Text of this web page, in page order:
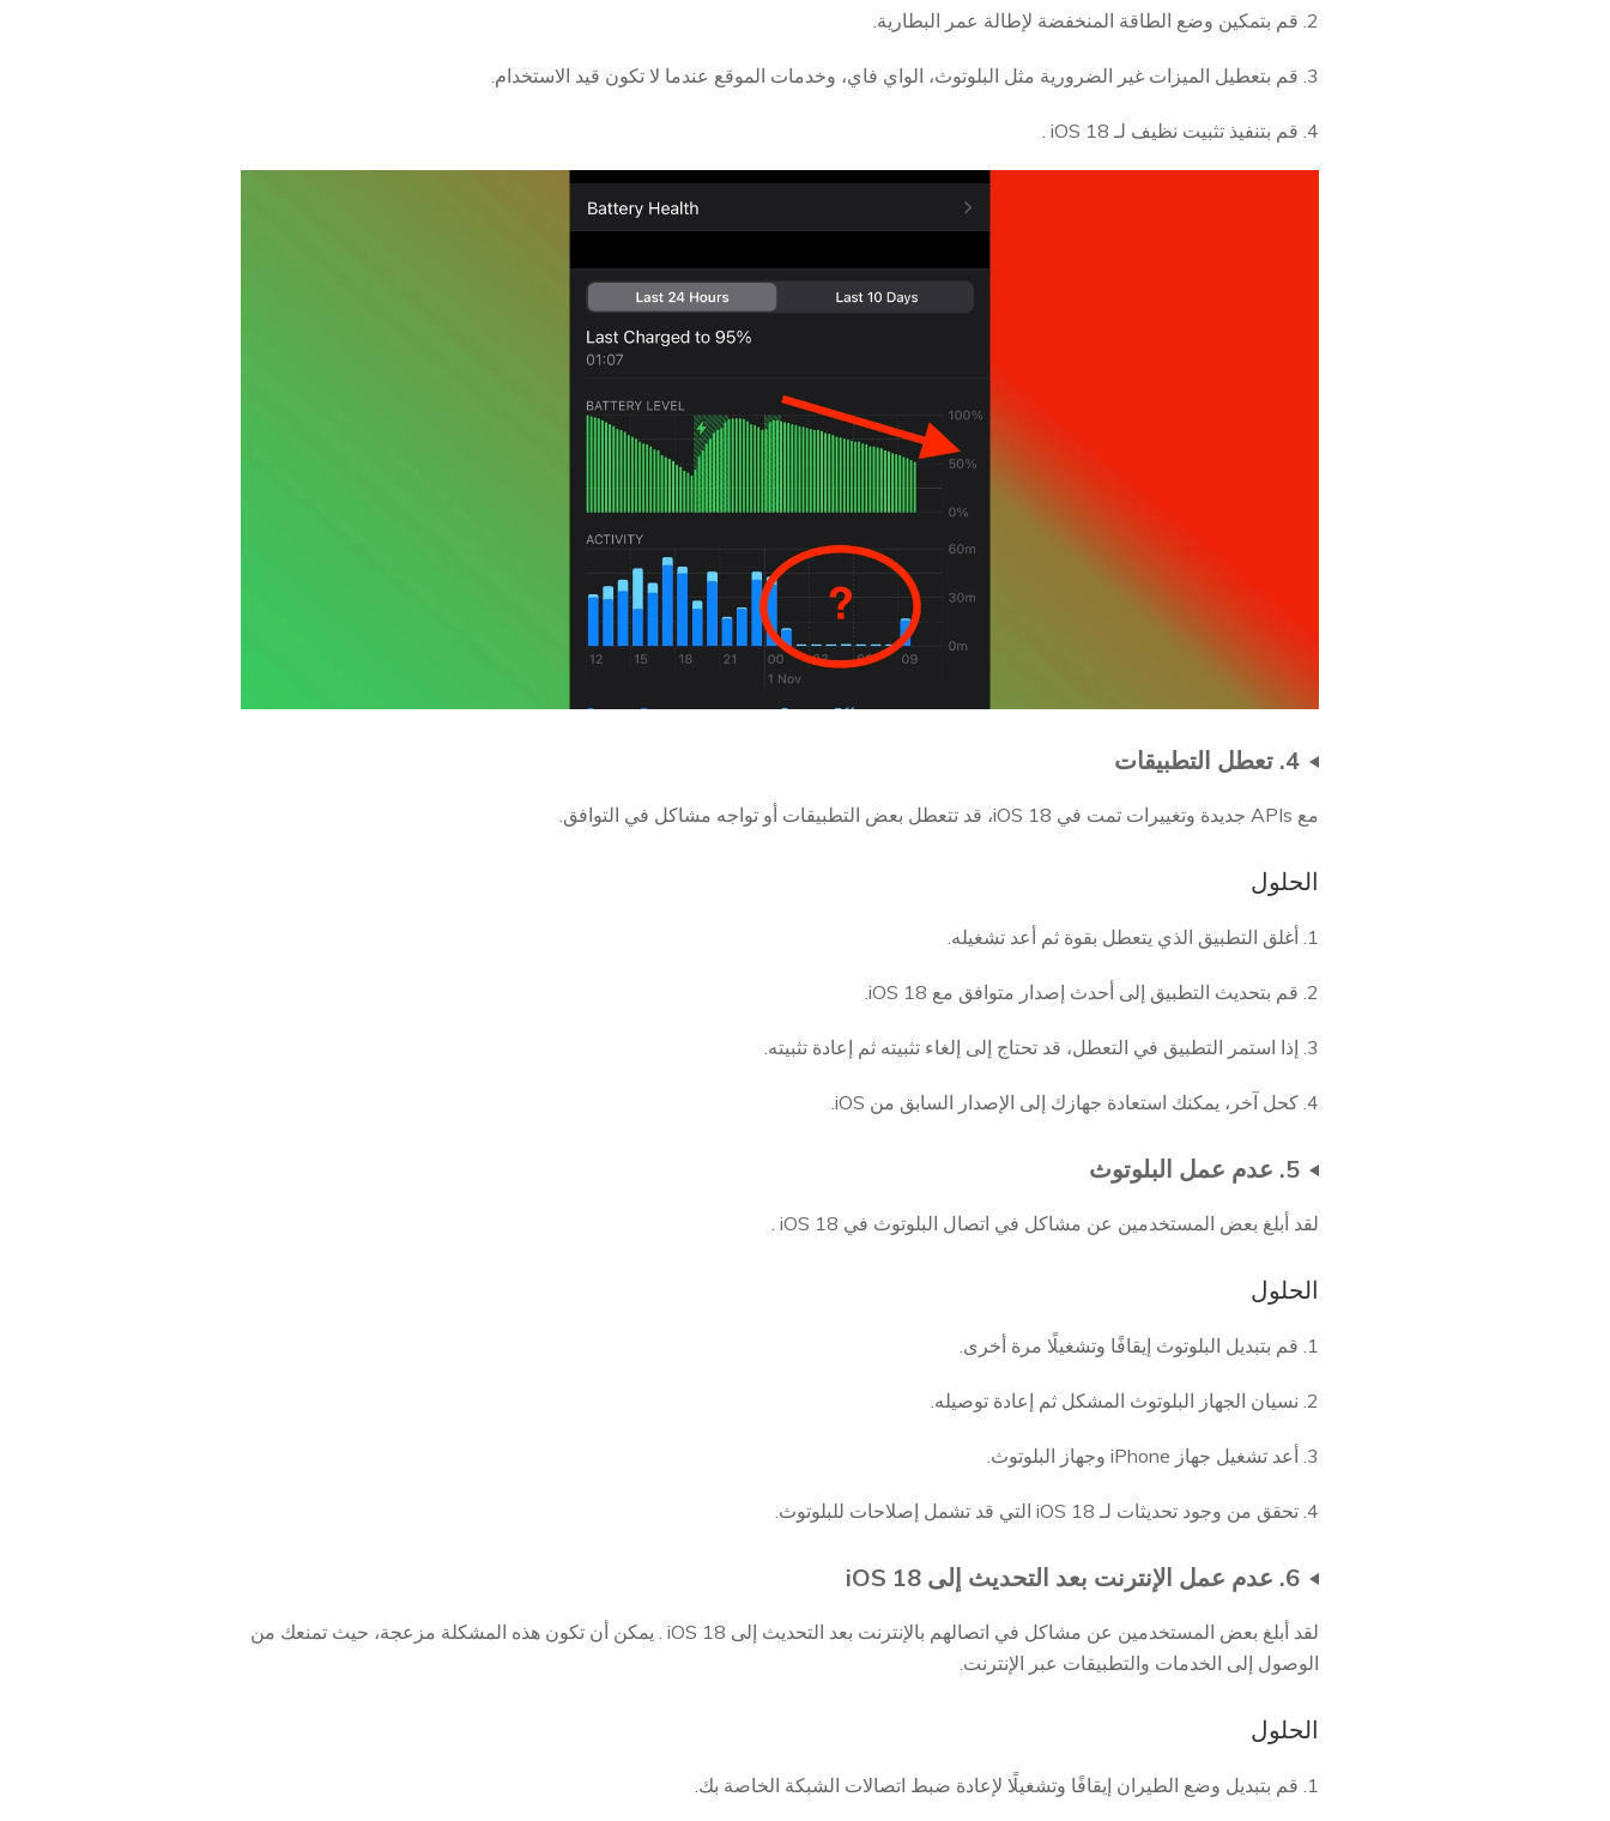
2. قم بتمكين وضع الطاقة المنخفضة لإطالة عمر البطارية.
3. قم بتعطيل الميزات غير الضرورية مثل البلوتوث، الواي فاي، وخدمات الموقع عندما لا تكون قيد الاستخدام.
4. قم بتنفيذ تثبيت نظيف لـ iOS 18 .
4. تعطل التطبيقات
مع APIs جديدة وتغييرات تمت في iOS 18، قد تتعطل بعض التطبيقات أو تواجه مشاكل في التوافق.
الحلول
1. أغلق التطبيق الذي يتعطل بقوة ثم أعد تشغيله.
2. قم بتحديث التطبيق إلى أحدث إصدار متوافق مع iOS 18.
3. إذا استمر التطبيق في التعطل، قد تحتاج إلى إلغاء تثبيته ثم إعادة تثبيته.
4. كحل آخر، يمكنك استعادة جهازك إلى الإصدار السابق من iOS.
5. عدم عمل البلوتوث
لقد أبلغ بعض المستخدمين عن مشاكل في اتصال البلوتوث في iOS 18 .
الحلول
1. قم بتبديل البلوتوث إيقافًا وتشغيلًا مرة أخرى.
2. نسيان الجهاز البلوتوث المشكل ثم إعادة توصيله.
3. أعد تشغيل جهاز iPhone وجهاز البلوتوث.
4. تحقق من وجود تحديثات لـ iOS 18 التي قد تشمل إصلاحات للبلوتوث.
6. عدم عمل الإنترنت بعد التحديث إلى iOS 18
لقد أبلغ بعض المستخدمين عن مشاكل في اتصالهم بالإنترنت بعد التحديث إلى iOS 18 . يمكن أن تكون هذه المشكلة مزعجة، حيث تمنعك من
الوصول إلى الخدمات والتطبيقات عبر الإنترنت.
الحلول
1. قم بتبديل وضع الطيران إيقافًا وتشغيلًا لإعادة ضبط اتصالات الشبكة الخاصة بك.